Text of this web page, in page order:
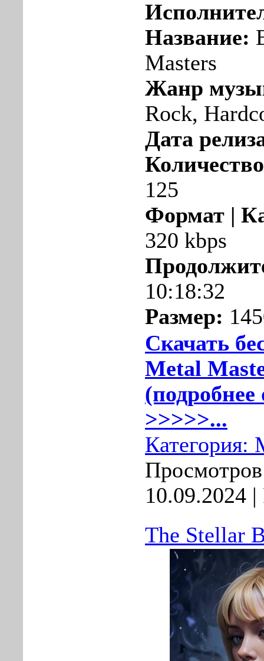
Название:
Masters
Жанр
Rock,
Дата
125
Формат |
320 kbps
10:18:32
Размер:
Скачать
Metal
(подробнее
>>>>>...
Категория:
10.09.2024 |
The Stellar